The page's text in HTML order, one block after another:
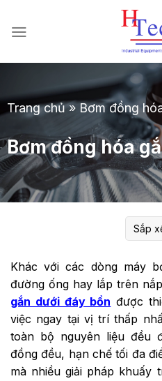
đến
dung
Trang chủ»Bơm đồng
Bơm đồng hóa
Khác với các dòng máy
đường ống hay lắp trên
gắn dưới đáy bồn được
việc ngay tại vị trí thấp
toàn bộ nguyên liệu đều
đồng đều, hạn chế tối đa
mà nhiều giải pháp khuấy